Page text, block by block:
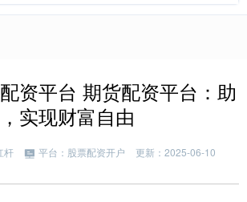
资平台 期货配资平台：助
实现财富自由
杆 平台：股票配资开户
更新：2025-06-10